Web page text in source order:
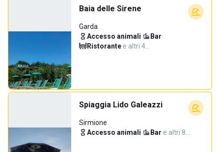
Baia delle Sirene
Garda
Accesso animali· Bar·
Ristorante·e altri 4…
Spiaggia Lido Galeazzi
Sirmione
Accesso animali· Bar·e altri 8…